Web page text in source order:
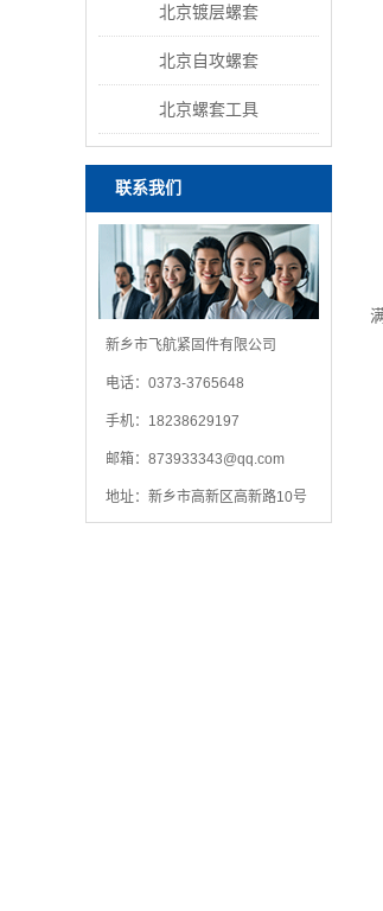
北京镀层螺套
北京自攻螺套
北京螺套工具
联系我们
新乡市飞航紧固件有限公司
电话：0373-3765648
手机：18238629197
邮箱： 873933343@qq.com
地址：新乡市高新区高新路10号